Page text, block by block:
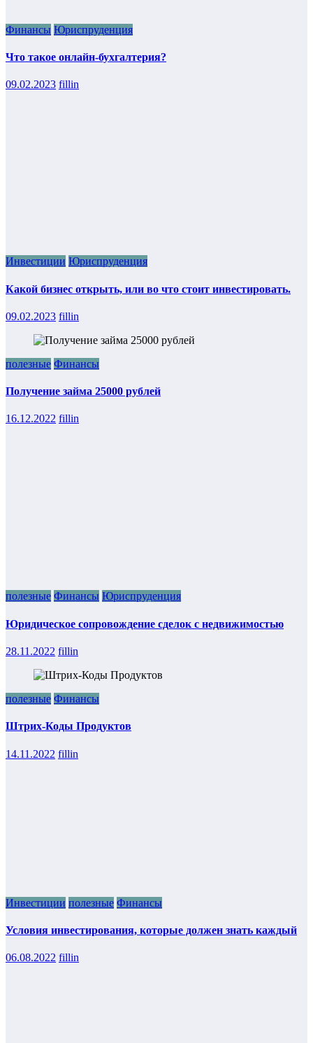
Финансы Юриспруденция
Что такое онлайн-бухгалтерия?
09.02.2023 fillin
Инвестиции Юриспруденция
Какой бизнес открыть, или во что стоит инвестировать.
09.02.2023 fillin
полезные Финансы
Получение займа 25000 рублей
16.12.2022 fillin
полезные Финансы Юриспруденция
Юридическое сопровождение сделок с недвижимостью
28.11.2022 fillin
полезные Финансы
Штрих-Коды Продуктов
14.11.2022 fillin
Инвестиции полезные Финансы
Условия инвестирования, которые должен знать каждый
06.08.2022 fillin